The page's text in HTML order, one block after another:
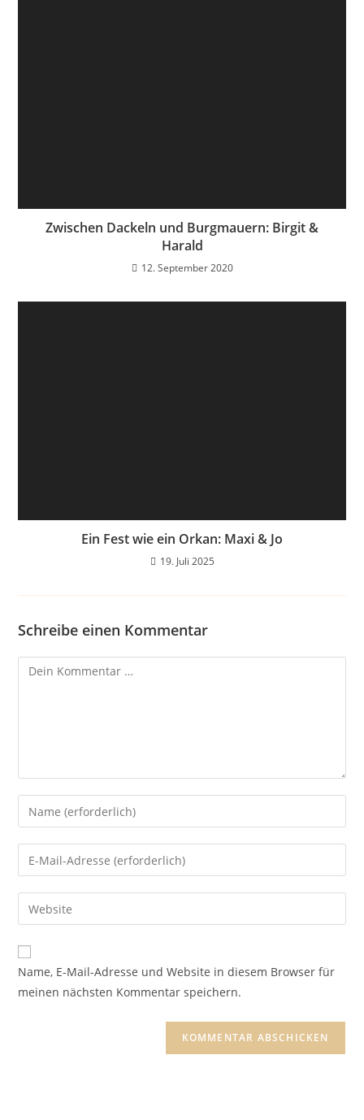
Zwischen Dackeln und Burgmauern: Birgit &
Harald
12. September 2020
Ein Fest wie ein Orkan: Maxi & Jo
19. Juli 2025
Schreibe einen Kommentar
Name, E-Mail-Adresse und Website in diesem Browser für
meinen nächsten Kommentar speichern.